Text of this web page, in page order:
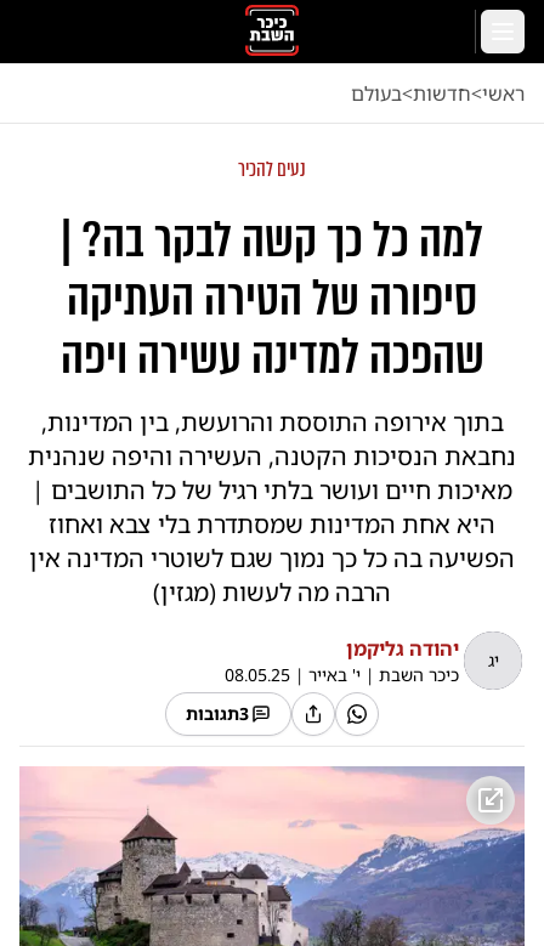
דלג לתוכן הראשי
ראשי<חדשות<בעולם
נעים להכיר
למה כל כך קשה לבקר בה? |
סיפורה של הטירה העתיקה
שהפכה למדינה עשירה ויפה
בתוך אירופה התוססת והרועשת, בין המדינות,
נחבאת הנסיכות הקטנה, העשירה והיפה שנהנית
מאיכות חיים ועושר בלתי רגיל של כל התושבים |
היא אחת המדינות שמסתדרת בלי צבא ואחוז
הפשיעה בה כל כך נמוך שגם לשוטרי המדינה אין
הרבה מה לעשות (מגזין)
יג יהודה גליקמן
כיכר השבת | י' באייר |
08.05.25
3תגובות